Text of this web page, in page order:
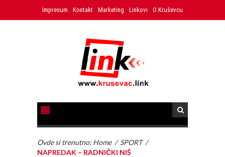
Impresum Kontakt Marketing Linkovi O Kruševcu
Ovde si trenutno: Home / SPORT /
NAPREDAK – RADNIČKI NIŠ